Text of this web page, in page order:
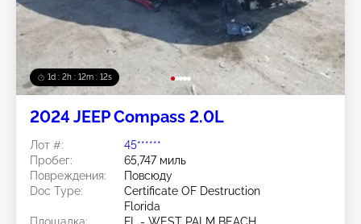
1d : 2h : 12m : 10s
2024 JEEP Compass 2.0L
Лот #:
45******
Пробег:
65,747 миль
Повреждения:
Повсюду
Doc Type:
Certificate OF Destruction
Florida